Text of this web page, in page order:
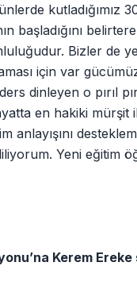
kutladığımız
başladığını
Bizler de
için var
ders dinleyen o pırıl
en hakiki mürşit
anlayışını
Yeni eğitim
Kerem